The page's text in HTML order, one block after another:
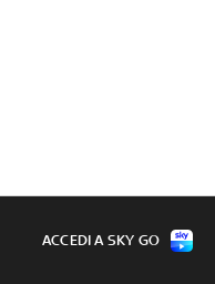
ACCEDI A SKY GO